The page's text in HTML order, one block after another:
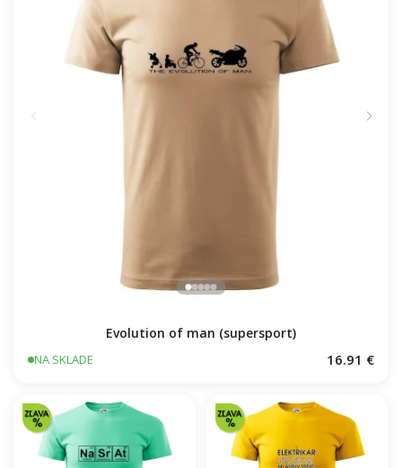
Evolution of man (supersport)
NA SKLADE 16.91 €